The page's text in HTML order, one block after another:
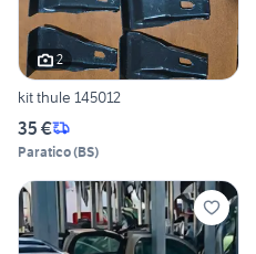
2
kit thule 145012
35 €
Paratico(BS)